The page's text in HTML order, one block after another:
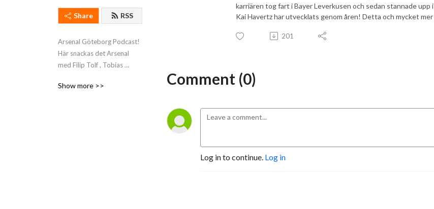
Share RSS
Arsenal Göteborg Podcast!
Här snackas det Arsenal
med Filip Tolf , Tobias
Oscar Axelsson med gäster!
Show more >>
karriären tog fart i Bayer Leverkusen och sedan stannade
Kai Havertz har utvecklats genom åren! Detta och mycket
201
Comment (0)
Log in to continue. Log in